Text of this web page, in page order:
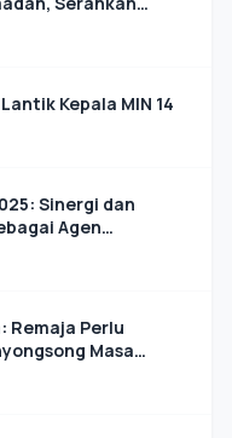
Kepala MIN 14
Sinergi dan
Agen
Umat Beragama
Remaja Perlu
Masa